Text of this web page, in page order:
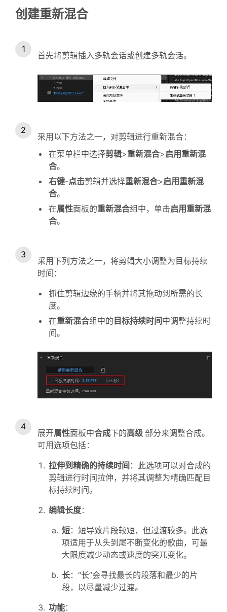
创建重新混合
首先将剪辑插入多轨会话或创建多轨会话。
采用以下方法之一，对剪辑进行重新混合：
在菜单栏中选择剪辑>重新混合>启用重新混
合。
右键-点击剪辑并选择重新混合>启用重新混
合。
在属性面板的重新混合组中，单击启用重新混
合。
采用下列方法之一，将剪辑大小调整为目标持续
时间：
抓住剪辑边缘的手柄并将其拖动到所需的长
度。
在重新混合组中的 目标持续时间中调整持续时
间。
展开属性面板中合成下的高级 部分来调整合成。
可用选项包括：
拉伸到精确的持续时间 ：此选项可以对合成的
剪辑进行时间拉伸，并将其调整为精确匹配目
标持续时间。
编辑长度：
短：短导致片段较短，但过渡较多。此选
项适用于从头到尾不断变化的歌曲，可最
大限度减少动态或速度的突兀变化。
长：“长”会寻找最长的段落和最少的片
段，以尽量减少过渡。
功能：